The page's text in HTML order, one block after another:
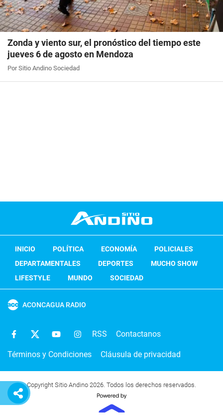
Zonda y viento sur, el pronóstico del tiempo este
jueves 6 de agosto en Mendoza
Por Sitio Andino Sociedad
INICIO POLÍTICA ECONOMÍA
POLICIALES
DEPARTAMENTALES
DEPORTES
MUCHO SHOW
LIFESTYLE
MUNDO SOCIEDAD
ACONCAGUA RADIO
RSS Contactanos
Términos y Condiciones Cláusula de privacidad
Copyright Sitio Andino 2026. Todos los derechos reservados.